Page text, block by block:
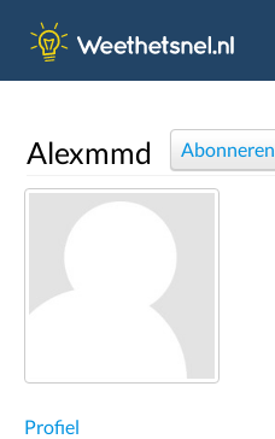
Alexmmd Abonneren
Profiel